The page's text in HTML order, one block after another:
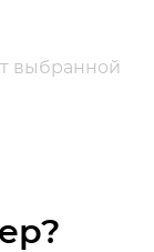
выбранной